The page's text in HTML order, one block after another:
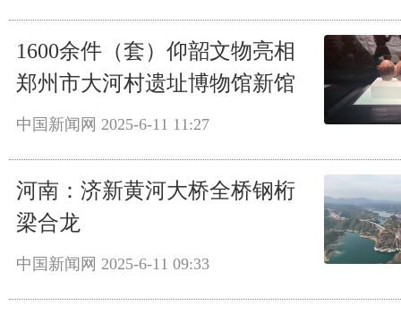
1600余件（套）仰韶文物亮相
郑州市大河村遗址博物馆新馆
中国新闻网 2025-6-11 11:27
河南：济新黄河大桥全桥钢桁
梁合龙
中国新闻网 2025-6-11 09:33